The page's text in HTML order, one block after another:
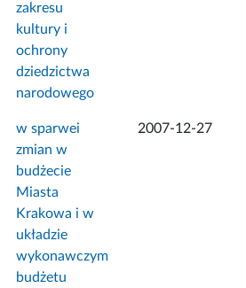
zakresu
kultury i
ochrony
dziedzictwa
narodowego
w sparwei
zmian w
budżecie
Miasta
Krakowa i w
układzie
wykonawczym
budżetu
2007-12-27